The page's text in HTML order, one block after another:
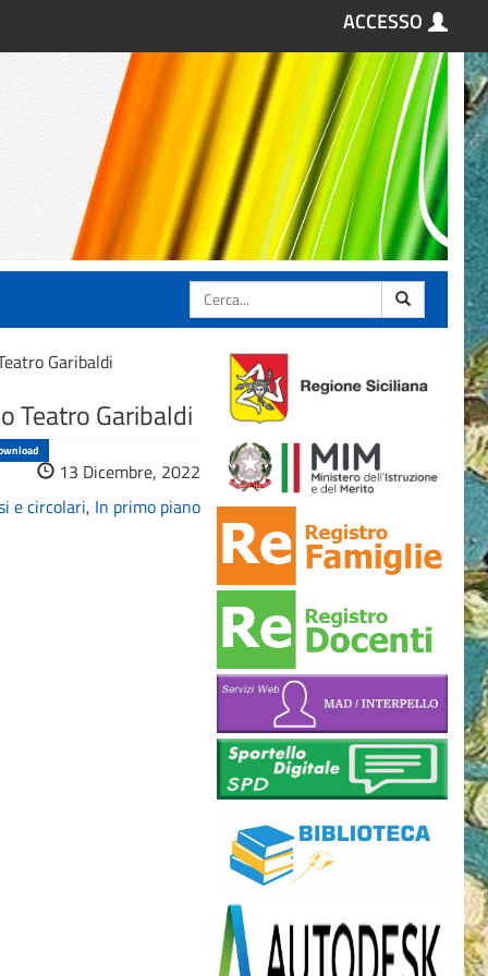
ACCESSO
Cerca
Garibaldi
Teatro Garibaldi
13 Dicembre, 2022
e circolari, In primo piano